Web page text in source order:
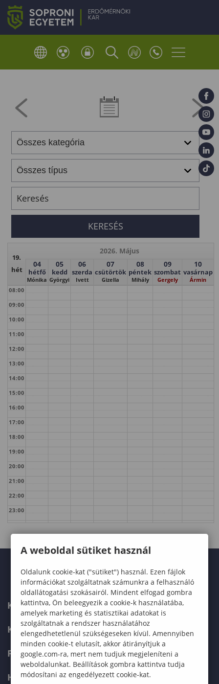
19.
hét
2026. Május
04
hétfő
Mónika
05
kedd
Györgyi
06
szerda
Ivett
07
csütörtök
Gizella
08
péntek
Mihály
09
szombat
Gergely
10
vasárnap
Ármin
08:00
09:00
10:00
11:00
12:00
13:00
14:00
15:00
16:00
17:00
18:00
19:00
20:00
21:00
22:00
23:00
KARUNK
KÉPZÉSEK
FELVÉTELIZŐKNEK
HALLGATÓKNAK
A weboldal sütiket használ
Oldalunk cookie-kat ("sütiket") használ. Ezen fájlok
információkat szolgáltatnak számunkra a felhasználó
oldallátogatási szokásairól. Mindent elfogad gombra
kattintva, Ön beleegyezik a cookie-k használatába,
amelyek marketing és statisztikai adatokat is
szolgáltatnak a rendszer használatához
elengedhetetlenül szükségeseken kívül. Amennyiben
minden cookie-t elutasít, akkor átirányítjuk a
google.com-ra, mert nem tudjuk megjeleníteni a
weboldalunkat. Beállítások gombra kattintva tudja
módosítani az engedélyezett cookie-kat.